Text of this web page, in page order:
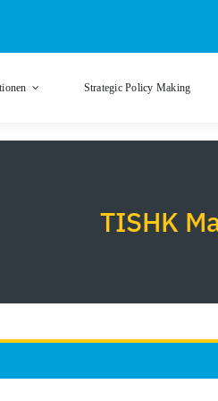
Strategic Policy Making
TISHK
für das Zentrum einen Schritt in die